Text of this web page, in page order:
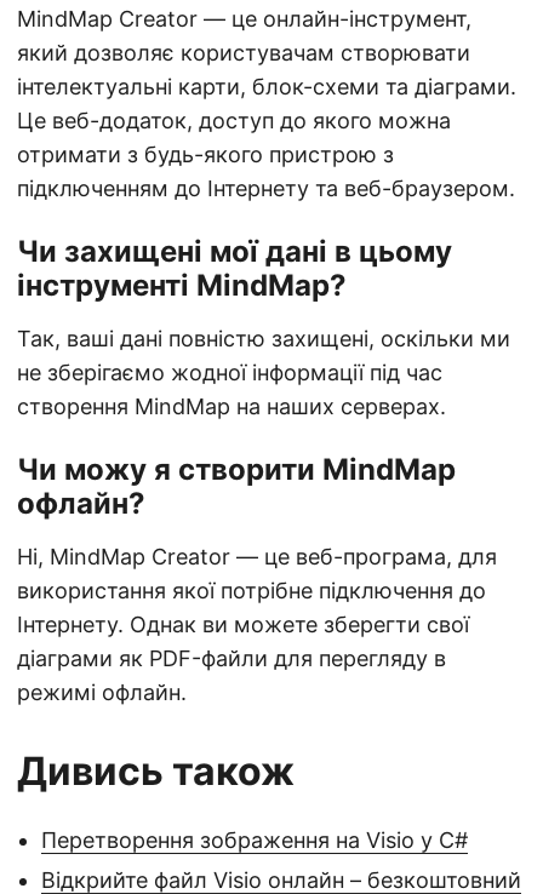
MindMap Creator — це онлайн-інструмент,
який дозволяє користувачам створювати
інтелектуальні карти, блок-схеми та діаграми.
Це веб-додаток, доступ до якого можна
отримати з будь-якого пристрою з
підключенням до Інтернету та веб-браузером.
Чи захищені мої дані в цьому
інструменті MindMap?
Так, ваші дані повністю захищені, оскільки ми
не зберігаємо жодної інформації під час
створення MindMap на наших серверах.
Чи можу я створити MindMap
офлайн?
Ні, MindMap Creator — це веб-програма, для
використання якої потрібне підключення до
Інтернету. Однак ви можете зберегти свої
діаграми як PDF-файли для перегляду в
режимі офлайн.
Дивись також
Перетворення зображення на Visio у C#
Відкрийте файл Visio онлайн – безкоштовний